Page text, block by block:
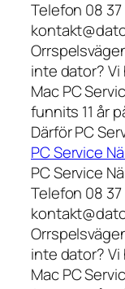
Telefon 08
inte dator? Vi
Mac PC
funnits 11 år
Därför PC
PC Service
PC Service
Telefon 08
inte dator? Vi
Mac PC